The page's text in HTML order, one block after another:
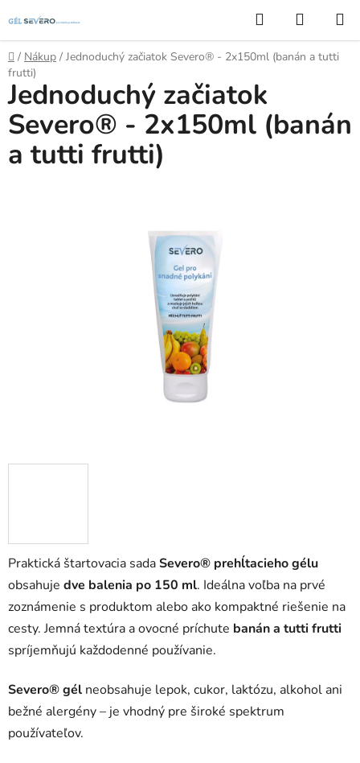
na
obsah
Hľadať
KOŠÍK
Domov
/ Nákup / Jednoduchý začiatok Severo® - 2x150ml (banán a tutti
frutti)
Praktická štartovacia sadaSevero® prehĺtacieho gélu
obsahuje dve balenia po 150 ml. Ideálna voľba na prvé
zoznámenie s produktom alebo ako kompaktné riešenie na
cesty. Jemná textúra a ovocné príchute banán a tutti frutti
spríjemňujú každodenné používanie.
Severo® gél neobsahuje lepok, cukor, laktózu, alkohol ani
bežné alergény – je vhodný pre široké spektrum
používateľov.
Jednoduchý začiatok
Severo® - 2x150ml (banán
a tutti frutti)